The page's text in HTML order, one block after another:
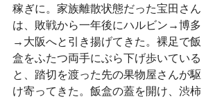
稼ぎに。家族離散状態だった宝田さん
は、敗戦から一年後にハルビン→博多
→大阪へと引き揚げてきた。裸足で飯
盒をふたつ両手にぶら下げ歩いている
と、踏切を渡った先の果物屋さんが駆
け寄ってきた。飯盒の蓋を開け、渋柿